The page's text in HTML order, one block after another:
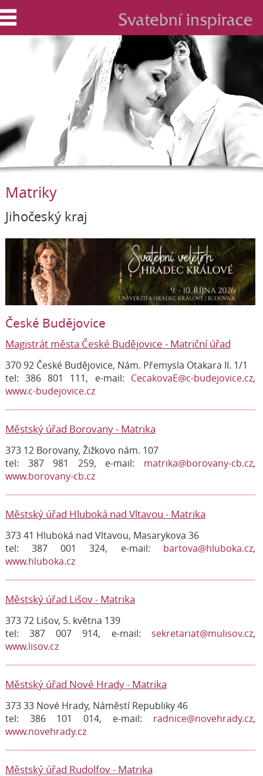
Matriky
Jihočeský kraj
České Budějovice
Magistrát města České Budějovice - Matriční úřad
370 92 České Budějovice, Nám. Přemysla Otakara II. 1/1
tel: 386 801 111, e-mail: CecakovaE@c-budejovice.cz,
www.c-budejovice.cz
Městský úřad Borovany - Matrika
373 12 Borovany, Žižkovo nám. 107
tel: 387 981 259, e-mail: matrika@borovany-cb.cz,
www.borovany-cb.cz
Městský úřad Hluboká nad Vltavou - Matrika
373 41 Hluboká nad Vltavou, Masarykova 36
tel: 387 001 324, e-mail: bartova@hluboka.cz,
www.hluboka.cz
Městský úřad Lišov - Matrika
373 72 Lišov, 5. května 139
tel: 387 007 914, e-mail: sekretariat@mulisov.cz,
www.lisov.cz
Městský úřad Nové Hrady - Matrika
373 33 Nové Hrady, Náměstí Republiky 46
tel: 386 101 014, e-mail: radnice@novehrady.cz,
www.novehrady.cz
Městský úřad Rudolfov - Matrika